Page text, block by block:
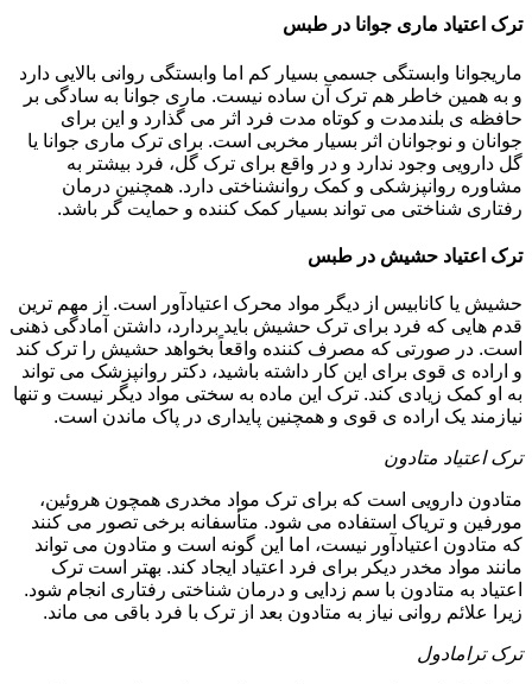
ترک اعتیاد ماری جوانا در طبس
ماریجوانا وابستگی جسمی بسیار کم اما وابستگی روانی بالایی دارد
و به همین خاطر هم ترک آن ساده نیست. ماری جوانا به سادگی بر
حافظه ی بلندمدت و کوتاه مدت فرد اثر می گذارد و این برای
جوانان و نوجوانان اثر بسیار مخربی است. برای ترک ماری جوانا یا
گل دارویی وجود ندارد و در واقع برای ترک گل، فرد بیشتر به
مشاوره روانپزشکی و کمک روانشناختی دارد. همچنین درمان
رفتاری شناختی می تواند بسیار کمک کننده و حمایت گر باشد.
ترک اعتیاد حشیش در طبس
حشیش یا کانابیس از دیگر مواد محرک اعتیادآور است. از مهم ترین
قدم هایی که فرد برای ترک حشیش باید بردارد، داشتن آمادگی ذهنی
است. در صورتی که مصرف کننده واقعاً بخواهد حشیش را ترک کند
و اراده ی قوی برای این کار داشته باشید، دکتر روانپزشک می تواند
به او کمک زیادی کند. ترک این ماده به سختی مواد دیگر نیست و تنها
نیازمند یک اراده ی قوی و همچنین پایداری در پاک ماندن است.
ترک اعتیاد متادون
متادون دارویی است که برای ترک مواد مخدری همچون هروئین،
مورفین و تریاک استفاده می شود. متأسفانه برخی تصور می کنند
که متادون اعتیادآور نیست، اما این گونه است و متادون می تواند
مانند مواد مخدر دیکر برای فرد اعتیاد ایجاد کند. بهتر است ترک
اعتیاد به متادون با سم زدایی و درمان شناختی رفتاری انجام شود.
زیرا علائم روانی نیاز به متادون بعد از ترک با فرد باقی می ماند.
ترک ترامادول